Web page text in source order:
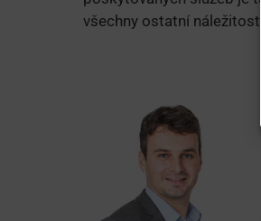
všechny ostatní